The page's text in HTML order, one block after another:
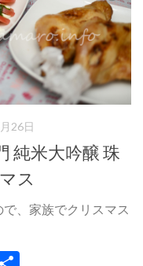
26日
純米大吟醸 珠
ス
、家族でクリスマス